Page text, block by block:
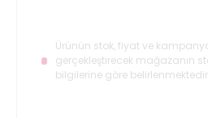
Ürünün stok, fiyat ve
gerçekleştirecek mağazanın
bilgilerine göre